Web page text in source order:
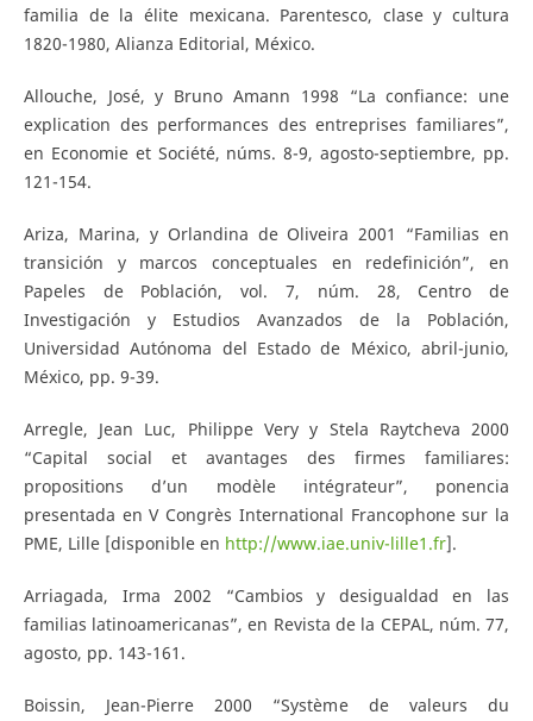
familia de la élite mexicana. Parentesco, clase y cultura
1820-1980, Alianza Editorial, México.
Allouche, José, y Bruno Amann 1998 “La confiance: une
explication des performances des entreprises familiares”,
en Economie et Société, núms. 8-9, agosto-septiembre, pp.
121-154.
Ariza, Marina, y Orlandina de Oliveira 2001 “Familias en
transición y marcos conceptuales en redefinición”, en
Papeles de Población, vol. 7, núm. 28, Centro de
Investigación y Estudios Avanzados de la Población,
Universidad Autónoma del Estado de México, abril-junio,
México, pp. 9-39.
Arregle, Jean Luc, Philippe Very y Stela Raytcheva 2000
“Capital social et avantages des firmes familiares:
propositions d’un modèle intégrateur”, ponencia
presentada en V Congrès International Francophone sur la
PME, Lille [disponible en http://www.iae.univ-lille1.fr].
Arriagada, Irma 2002 “Cambios y desigualdad en las
familias latinoamericanas”, en Revista de la CEPAL, núm. 77,
agosto, pp. 143-161.
Boissin, Jean-Pierre 2000 “Système de valeurs du